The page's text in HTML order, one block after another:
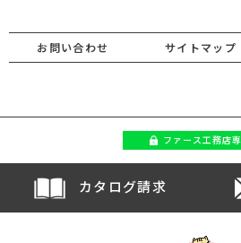
お問い合わせ サイトマップ
ファース工務店
カタログ請求